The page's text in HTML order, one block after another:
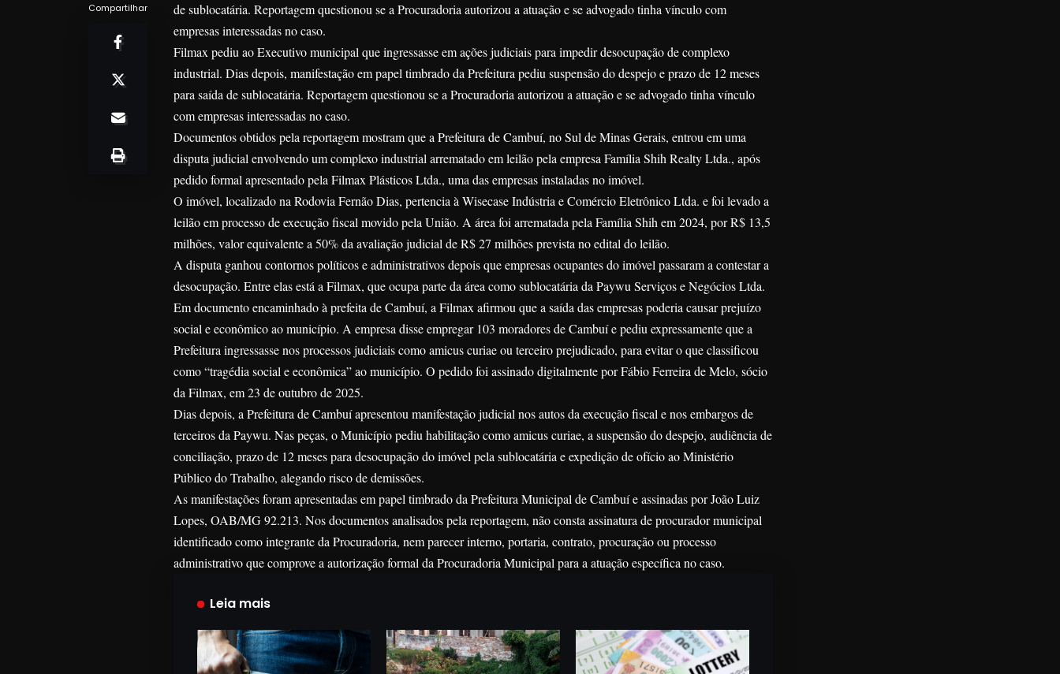
Compartilhar
de sublocatária. Reportagem questionou se a Procuradoria autorizou a atuação e se advogado tinha vínculo com
empresas interessadas no caso.
Filmax pediu ao Executivo municipal que ingressasse em ações judiciais para impedir desocupação de complexo
industrial. Dias depois, manifestação em papel timbrado da Prefeitura pediu suspensão do despejo e prazo de 12 meses
para saída de sublocatária. Reportagem questionou se a Procuradoria autorizou a atuação e se advogado tinha vínculo
com empresas interessadas no caso.
Documentos obtidos pela reportagem mostram que a Prefeitura de Cambuí, no Sul de Minas Gerais, entrou em uma
disputa judicial envolvendo um complexo industrial arrematado em leilão pela empresa Família Shih Realty Ltda., após
pedido formal apresentado pela Filmax Plásticos Ltda., uma das empresas instaladas no imóvel.
O imóvel, localizado na Rodovia Fernão Dias, pertencia à Wisecase Indústria e Comércio Eletrônico Ltda. e foi levado a
leilão em processo de execução fiscal movido pela União. A área foi arrematada pela Família Shih em 2024, por R$ 13,5
milhões, valor equivalente a 50% da avaliação judicial de R$ 27 milhões prevista no edital do leilão.
A disputa ganhou contornos políticos e administrativos depois que empresas ocupantes do imóvel passaram a contestar a
desocupação. Entre elas está a Filmax, que ocupa parte da área como sublocatária da Paywu Serviços e Negócios Ltda.
Em documento encaminhado à prefeita de Cambuí, a Filmax afirmou que a saída das empresas poderia causar prejuízo
social e econômico ao município. A empresa disse empregar 103 moradores de Cambuí e pediu expressamente que a
Prefeitura ingressasse nos processos judiciais como amicus curiae ou terceiro prejudicado, para evitar o que classificou
como “tragédia social e econômica” ao município. O pedido foi assinado digitalmente por Fábio Ferreira de Melo, sócio
da Filmax, em 23 de outubro de 2025.
Dias depois, a Prefeitura de Cambuí apresentou manifestação judicial nos autos da execução fiscal e nos embargos de
terceiros da Paywu. Nas peças, o Município pediu habilitação como amicus curiae, a suspensão do despejo, audiência de
conciliação, prazo de 12 meses para desocupação do imóvel pela sublocatária e expedição de ofício ao Ministério
Público do Trabalho, alegando risco de demissões.
As manifestações foram apresentadas em papel timbrado da Prefeitura Municipal de Cambuí e assinadas por João Luiz
Lopes, OAB/MG 92.213. Nos documentos analisados pela reportagem, não consta assinatura de procurador municipal
identificado como integrante da Procuradoria, nem parecer interno, portaria, contrato, procuração ou processo
administrativo que comprove a autorização formal da Procuradoria Municipal para a atuação específica no caso.
Leia mais